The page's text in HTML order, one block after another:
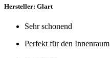
Hersteller: Glart
Sehr schonend
Perfekt für den Innenraum